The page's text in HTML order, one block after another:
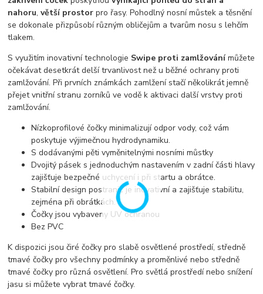
nahoru,větší prostor pro řasy. Pohodlný nosní můstek a těsnění
se dokonale přizpůsobí různým obličejům a tvarům nosu s lehčím
tlakem.
S využitím inovativní technologie Swipe proti zamlžovánímůžete
očekávat desetkrát delší trvanlivost než u běžné ochrany proti
zamlžování. Při prvních známkách zamlžení stačí několikrát jemně
přejet vnitřní stranu zorníků ve vodě k aktivaci další vrstvy proti
zamlžování.
Nízkoprofilové čočky minimalizují odpor vody, což vám
poskytuje výjimečnou hydrodynamiku.
S dodávanými pěti vyměnitelnými nosními můstky
Dvojitý pásek s jednoduchým nastavením v zadní části hlavy
zajišťuje bezpečné uchycení i při startu a obrátce.
Stabilní design postranic je inovativní a zajišťuje stabilitu,
zejména při obrátkách.
Čočky jsou vybaveny UV ochranou
Bez PVC
K dispozici jsou čiré čočky pro slabě osvětlené prostředí, středně
tmavé čočky pro všechny podmínky a proměnlivé nebo středně
tmavé čočky pro různá osvětlení. Pro světlá prostředí nebo snížení
jasu si můžete vybrat tmavé čočky.